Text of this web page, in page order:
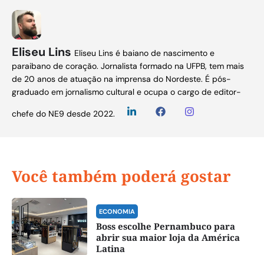
Eliseu Lins Eliseu Lins é baiano de nascimento e
paraibano de coração. Jornalista formado na UFPB, tem mais
de 20 anos de atuação na imprensa do Nordeste. É pós-
graduado em jornalismo cultural e ocupa o cargo de editor-
chefe do NE9 desde 2022.
Você também poderá gostar
ECONOMIA
Boss escolhe Pernambuco para
abrir sua maior loja da América
Latina